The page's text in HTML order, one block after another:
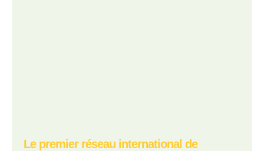
Le premier réseau international de